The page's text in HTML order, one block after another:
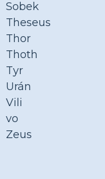
Sobek
Theseus
Thor
Thoth
Tyr
Urán
Vili
vo
Zeus